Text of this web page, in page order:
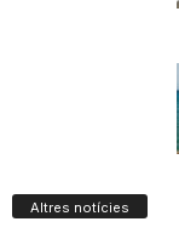
Altres notícies